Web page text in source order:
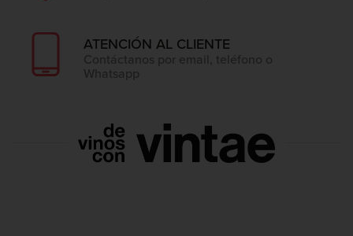
ATENCIÓN AL CLIENTE
Contáctanos por email, teléfono o
Whatsapp